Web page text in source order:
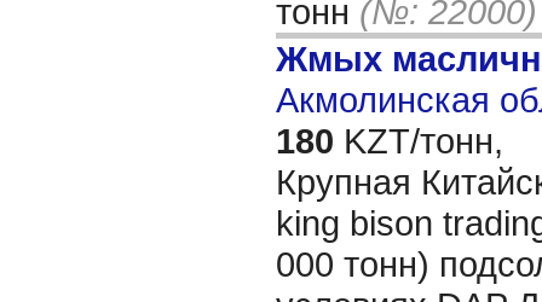
тонн (№: 22000)
Жмых
Акмолинская
180 KZT/тонн,
Крупная
king bison
000 тонн)